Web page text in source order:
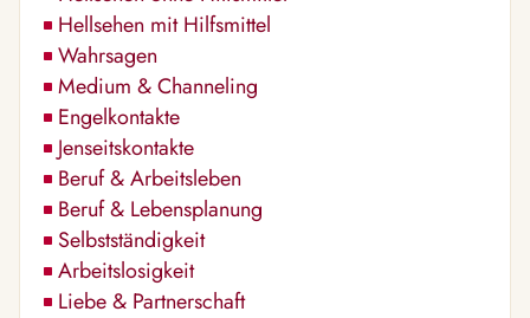
Hellsehen mit Hilfsmittel
Wahrsagen
Medium & Channeling
Engelkontakte
Jenseitskontakte
Beruf & Arbeitsleben
Beruf & Lebensplanung
Selbstständigkeit
Arbeitslosigkeit
Liebe & Partnerschaft